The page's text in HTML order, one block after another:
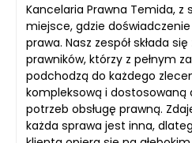
Kancelaria Prawna Temida, z
miejsce, gdzie
prawa. Nasz zespół składa
prawników, którzy z pełnym
podchodzą do każdego
kompleksową i dostosowaną
potrzeb obsługę prawną.
każda sprawa jest inna,